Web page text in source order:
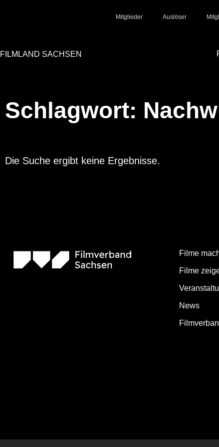
Mitglieder Auslöser
FILMLAND SACHSEN
Schlagwort:
Die Suche ergibt keine Ergebnisse.
Filme
Filme
News